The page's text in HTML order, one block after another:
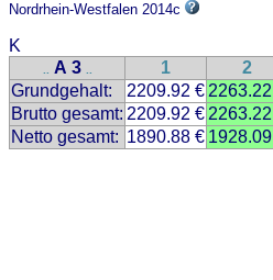
Nordrhein-Westfalen 2014c
K
.. A 3 .. 1 2
Grundgehalt:
2209.92 €
Brutto gesamt: 2209.92 €
Netto gesamt: 1890.88 €